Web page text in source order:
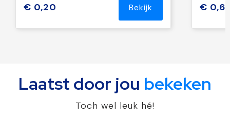
€ 0,20 Bekijk €
Laatst door jou bekeken
Toch wel leuk hé!